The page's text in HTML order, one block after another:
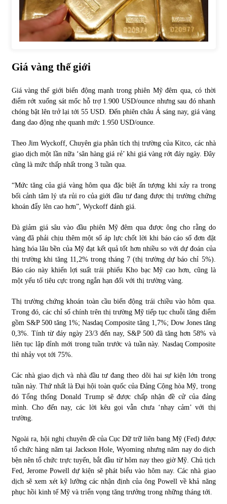
Tiền gửi vào ngân hàng tiếp tục tăng mạnh
31/05/2022
31/05/2022
Chứng khoán ngày 30/5/2022: Top 10 cổ phiếu nổi bật
31/05/2022
Phân tích giá tiền điện tử sau ngày thị trường lập kỷ lục
vốn hóa
09/11/2021
Chứng khoán ngày 12/10/2021: Top 10 cổ phiếu nổi bật
13/10/2021
Top 10 xe bán chạy nhất tháng 9/2021
13/10/2021
Giá vàng thế giới
Giá vàng thế giới biến động mạnh trong phiên Mỹ đêm qua, có thời
điểm rớt xuống sát mốc hỗ trợ 1.900 USD/ounce nhưng sau đó nhanh
chóng bật lên trở lại tới 55 USD. Đến phiên châu Á sáng nay, giá vàng
đang dao động nhẹ quanh mức 1.950 USD/ounce.
Theo Jim Wyckoff, Chuyên gia phân tích thị trường của Kitco, các nhà
giao dịch một lần nữa ‘săn hàng giá rẻ’ khi giá vàng rớt đáy ngày. Đây
cũng là mức thấp nhất trong 3 tuần qua.
“Mức tăng của giá vàng hôm qua đặc biệt ấn tượng khi xảy ra trong
bối cảnh tâm lý ưa rủi ro của giới đầu tư đang được thị trường chứng
khoán đẩy lên cao hơn”, Wyckoff đánh giá.
Đà giảm giá sâu vào đầu phiên Mỹ đêm qua được ông cho rằng do
vàng đã phải chịu thêm một số áp lực chốt lời khi báo cáo số đơn đặt
hàng hóa lâu bền của Mỹ đạt kết quả tốt hơn nhiều so với dự đoán của
thị trường khi tăng 11,2% trong tháng 7 (thị trường dự báo chỉ 5%).
Báo cáo này khiến lợi suất trái phiếu Kho bạc Mỹ cao hơn, cũng là
một yếu tố tiêu cực trong ngắn hạn đối với thị trường vàng.
Thị trường chứng khoán toàn cầu biến động trái chiều vào hôm qua.
Trong đó, các chỉ số chính trên thị trường Mỹ tiếp tục chuỗi tăng điểm
gồm S&P 500 tăng 1%; Nasdaq Composite tăng 1,7%; Dow Jones tăng
0,3%. Tính từ đáy ngày 23/3 đến nay, S&P 500 đã tăng hơn 58% và
liên tục lập đỉnh mới trong tuần trước và tuần này. Nasdaq Composite
thì nhảy vọt tới 75%.
Các nhà giao dịch và nhà đầu tư đang theo dõi hai sự kiện lớn trong
tuần này. Thứ nhất là Đại hội toàn quốc của Đảng Cộng hòa Mỹ, trong
đó Tổng thống Donald Trump sẽ được chấp nhận đề cử của đảng
mình. Cho đến nay, các lời kêu gọi vẫn chưa ‘nhạy cảm’ với thị
trường.
Ngoài ra, hội nghị chuyên đề của Cục Dữ trữ liên bang Mỹ (Fed) được
tổ chức hàng năm tại Jackson Hole, Wyoming nhưng năm nay do dịch
bện nên tổ chức trực tuyến, bắt đầu từ hôm nay theo giờ Mỹ. Chủ tịch
Fed, Jerome Powell dự kiện sẽ phát biểu vào hôm nay. Các nhà giao
dịch sẽ xem xét kỹ lưỡng các nhận định của ông Powell về khả năng
phục hồi kinh tế Mỹ và triển vọng tăng trưởng trong những tháng tới.